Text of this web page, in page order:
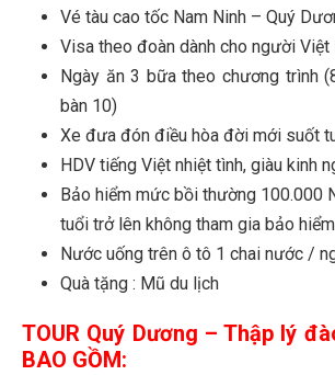
Vé tàu cao tốc Nam Ninh – Quý
Visa theo đoàn dành cho người Việt
Ngày ăn 3 bữa theo chương trình
bàn 10)
Xe đưa đón điều hòa đời mới suốt
HDV tiếng Việt nhiệt tình, giàu kinh
Bảo hiểm mức bồi thường 100.000
tuổi trở lên không tham gia bảo
Nước uống trên ô tô 1 chai nước /
Quà tặng : Mũ du lịch
TOUR Quý Dương – Thập lý
BAO GỒM: